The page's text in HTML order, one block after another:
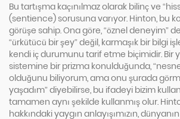
Bu tartışma kaçınılmaz olarak bilinç ve
(sentience) sorusuna varıyor. Hinton, bu
görüşe sahip. Ona göre, “öznel deneyim”
“ürkütücü bir şey” değil, karmaşık bir bilgi
kendi iç durumunu tarif etme biçimidir. Bir
sistemine bir prizma konulduğunda,
olduğunu biliyorum, ama onu şurada
yaşadım” diyebilirse, bu ifadeyi bizim
tamamen aynı şekilde kullanmış olur.
hakkındaki yaygın anlayışımızın,